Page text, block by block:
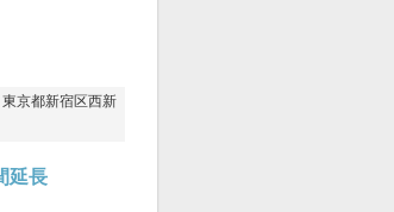
京都新宿区西新
延長